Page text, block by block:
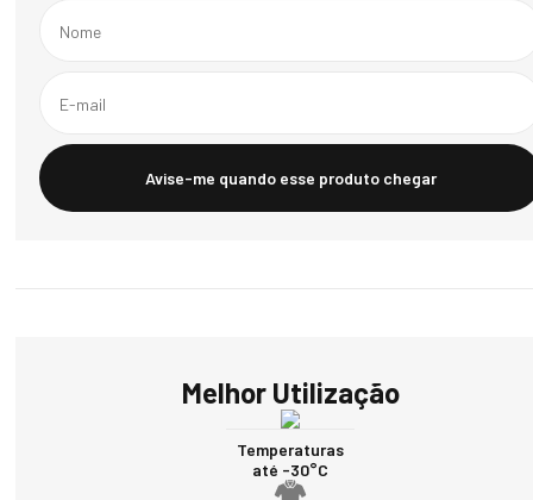
Avise-me quando esse produto chegar
Melhor Utilização
Temperaturas
até -30°C